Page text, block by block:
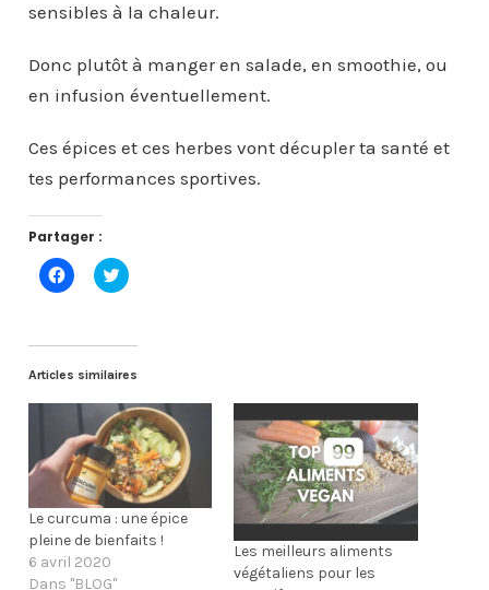
sensibles à la chaleur.
Donc plutôt à manger en salade, en smoothie, ou
en infusion éventuellement.
Ces épices et ces herbes vont décupler ta santé et
tes performances sportives.
Partager :
C
l
e
p
o
u
a
r
t
a
g
e
r
s
u
r
F
C
l
e
p
o
u
r
p
a
r
t
a
g
e
r
s
Articles similaires
Le curcuma : une épice
pleine de bienfaits !
6 avril 2020
Dans "BLOG"
Les meilleurs aliments
végétaliens pour les